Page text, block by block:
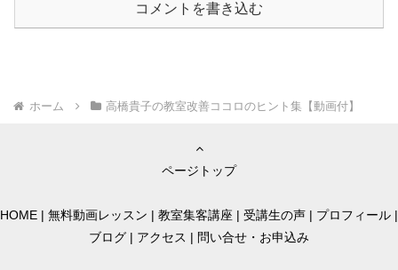
コメントを書き込む
ホーム 高橋貴子の教室改善ココロのヒント集【動画付】
ページトップ
HOME | 無料動画レッスン | 教室集客講座 | 受講生の声 | プロフィール |
ブログ | アクセス | 問い合せ・お申込み